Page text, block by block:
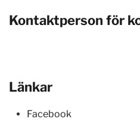
Kontaktperson för
Länkar
Facebook